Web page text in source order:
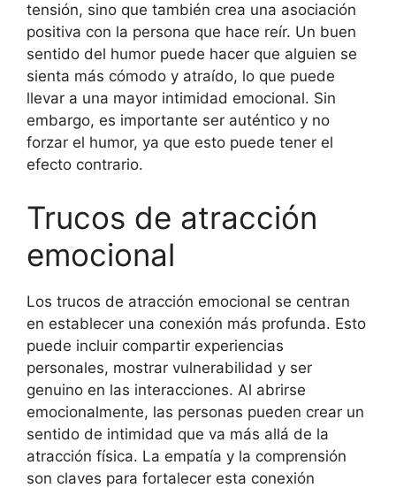
tensión, sino que también crea una asociación
positiva con la persona que hace reír. Un buen
sentido del humor puede hacer que alguien se
sienta más cómodo y atraído, lo que puede
llevar a una mayor intimidad emocional. Sin
embargo, es importante ser auténtico y no
forzar el humor, ya que esto puede tener el
efecto contrario.
Trucos de atracción
emocional
Los trucos de atracción emocional se centran
en establecer una conexión más profunda. Esto
puede incluir compartir experiencias
personales, mostrar vulnerabilidad y ser
genuino en las interacciones. Al abrirse
emocionalmente, las personas pueden crear un
sentido de intimidad que va más allá de la
atracción física. La empatía y la comprensión
son claves para fortalecer esta conexión